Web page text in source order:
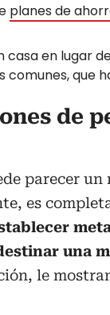
planes de
casa en lugar
comunes, que
de
parecer un
es
una
le